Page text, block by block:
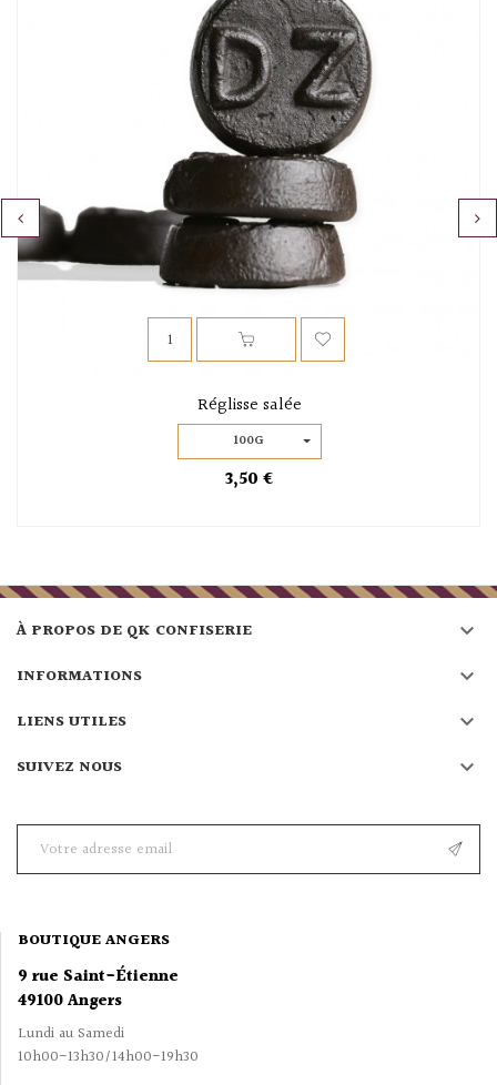
Réglisse salée
100G
3,50 €
‹
À PROPOS DE QK CONFISERIE 
INFORMATIONS 
LIENS UTILES 
SUIVEZ NOUS 
BOUTIQUE ANGERS
9 rue Saint-Étienne
49100 Angers
Lundi au Samedi
10h00-13h30/14h00-19h30